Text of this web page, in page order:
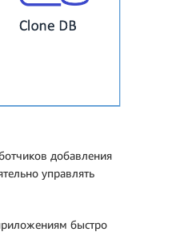
добавления
управлять
быстро